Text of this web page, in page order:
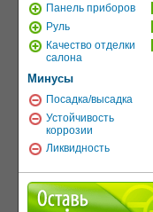
Панель приборов
Руль
Качество отделки
салона
Минусы
Посадка/высадка
Устойчивость
коррозии
Ликвидность